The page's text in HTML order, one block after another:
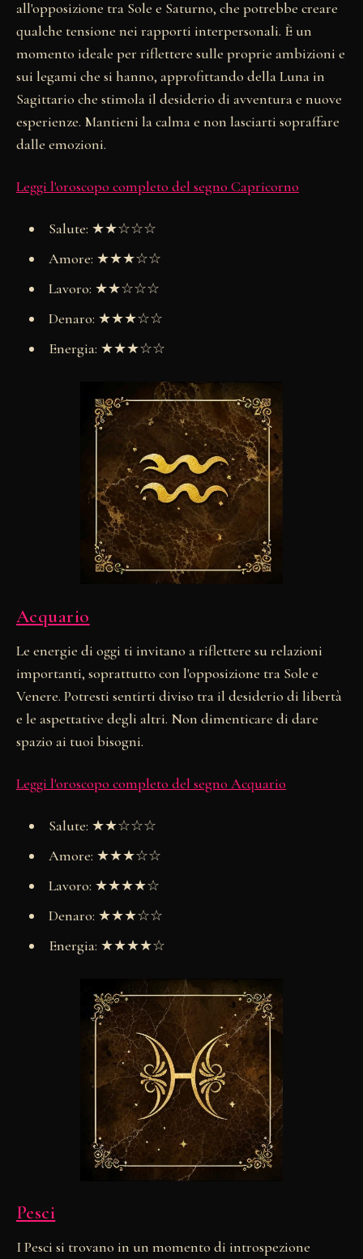
all'opposizione tra Sole e Saturno, che potrebbe creare
qualche tensione nei rapporti interpersonali. È un
momento ideale per riflettere sulle proprie ambizioni e
sui legami che si hanno, approfittando della Luna in
Sagittario che stimola il desiderio di avventura e nuove
esperienze. Mantieni la calma e non lasciarti sopraffare
dalle emozioni.
Leggi l'oroscopo completo del segno Capricorno
Salute: ★★☆☆☆
Amore: ★★★☆☆
Lavoro: ★★☆☆☆
Denaro: ★★★☆☆
Energia: ★★★☆☆
Acquario
Le energie di oggi ti invitano a riflettere su relazioni
importanti, soprattutto con l'opposizione tra Sole e
Venere. Potresti sentirti diviso tra il desiderio di libertà
e le aspettative degli altri. Non dimenticare di dare
spazio ai tuoi bisogni.
Leggi l'oroscopo completo del segno Acquario
Salute: ★★☆☆☆
Amore: ★★★☆☆
Lavoro: ★★★★☆
Denaro: ★★★☆☆
Energia: ★★★★☆
Pesci
I Pesci si trovano in un momento di introspezione